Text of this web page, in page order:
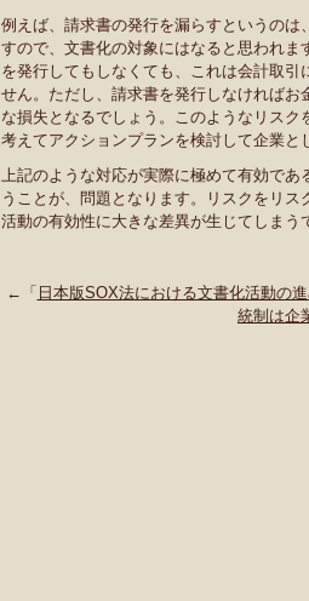
例えば、請求書の発行を漏らすというのは、
すので、文書化の対象にはなると思われま
を発行してもしなくても、これは会計取引
せん。ただし、請求書を発行しなければ
な損失となるでしょう。このようなリスク
考えてアクションプランを検討して企業と
上記のような対応が実際に極めて有効であ
うことが、問題となります。リスクをリ
活動の有効性に大きな差異が生じてしまう
←「 日本版SOX法における文書化活動の
統制は企